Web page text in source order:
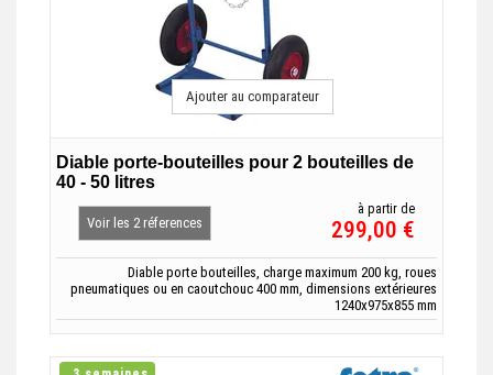
Diable porte-bouteilles pour 2 bouteilles de
40 - 50 litres
Voir les 2 réferences
à partir de
299,00 €
Diable porte bouteilles, charge maximum 200 kg, roues
pneumatiques ou en caoutchouc 400 mm, dimensions extérieures
1240x975x855 mm
Ajouter au comparateur